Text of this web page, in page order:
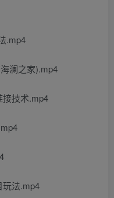
.mp4
澜之家).mp4
接技术.mp4
玩法.mp4